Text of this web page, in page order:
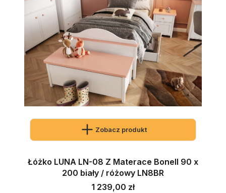
Zobacz produkt
Łóżko LUNA LN-08 Z Materace Bonell 90 x
200 biały / różowy LN8BR
Cena
1 239,00 zł